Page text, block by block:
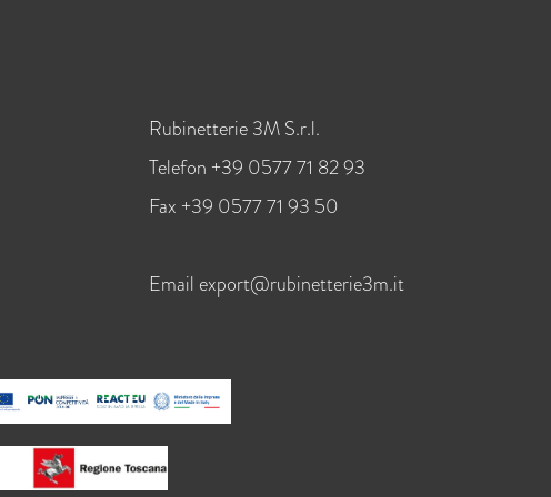
Rubinetterie 3M S.r.l.
Telefon +39 0577 71 82 93
Fax +39 0577 71 93 50
Email export@rubinetterie3m.it